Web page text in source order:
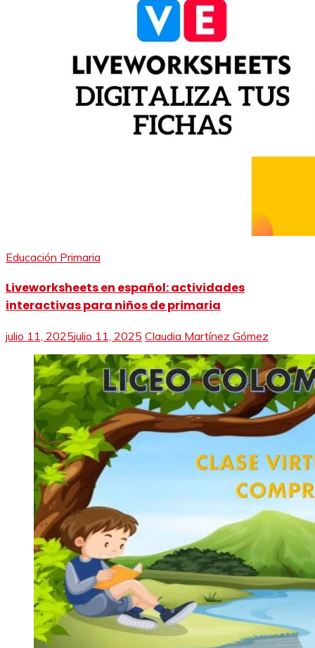
Educación Primaria
Liveworksheets en español: actividades
interactivas para niños de primaria
julio 11, 2025julio 11, 2025 Claudia Martínez Gómez